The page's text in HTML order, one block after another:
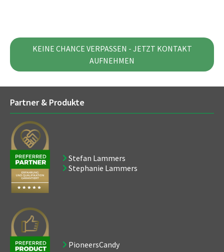
KEINE CHANCE VERPASSEN - JETZT KONTAKT
AUFNEHMEN
Partner & Produkte
Stefan Lammers
Stephanie Lammers
PioneersCandy